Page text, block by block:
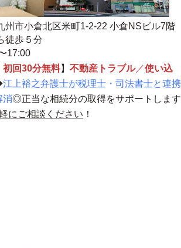
州市小倉北区米町1-2-22 小倉NSビル7階
徒歩５分
17:00
初回30分無料】 不動産トラブル／使い込
江上裕之弁護士が税理士・司法書士と連携
消◎正当な相続分の取得をサポートします
にご相談ください ！